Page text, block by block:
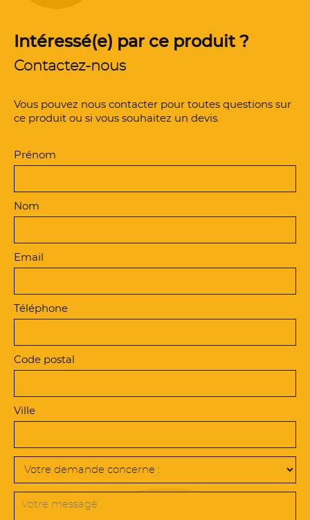
Intéressé(e) par ce produit ?
Contactez-nous
Vous pouvez nous contacter pour toutes questions sur
ce produit ou si vous souhaitez un devis.
Prénom
Nom
Email
Téléphone
Code postal
Ville